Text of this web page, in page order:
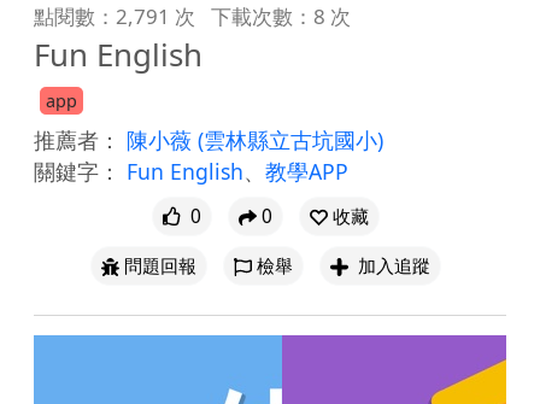
點閱數：2,791 次 下載次數：8 次
Fun English
app
推薦者： 陳小薇 (雲林縣立古坑國小)
關鍵字： Fun English、 教學APP
0 0
收藏
問題回報
檢舉 加入追蹤